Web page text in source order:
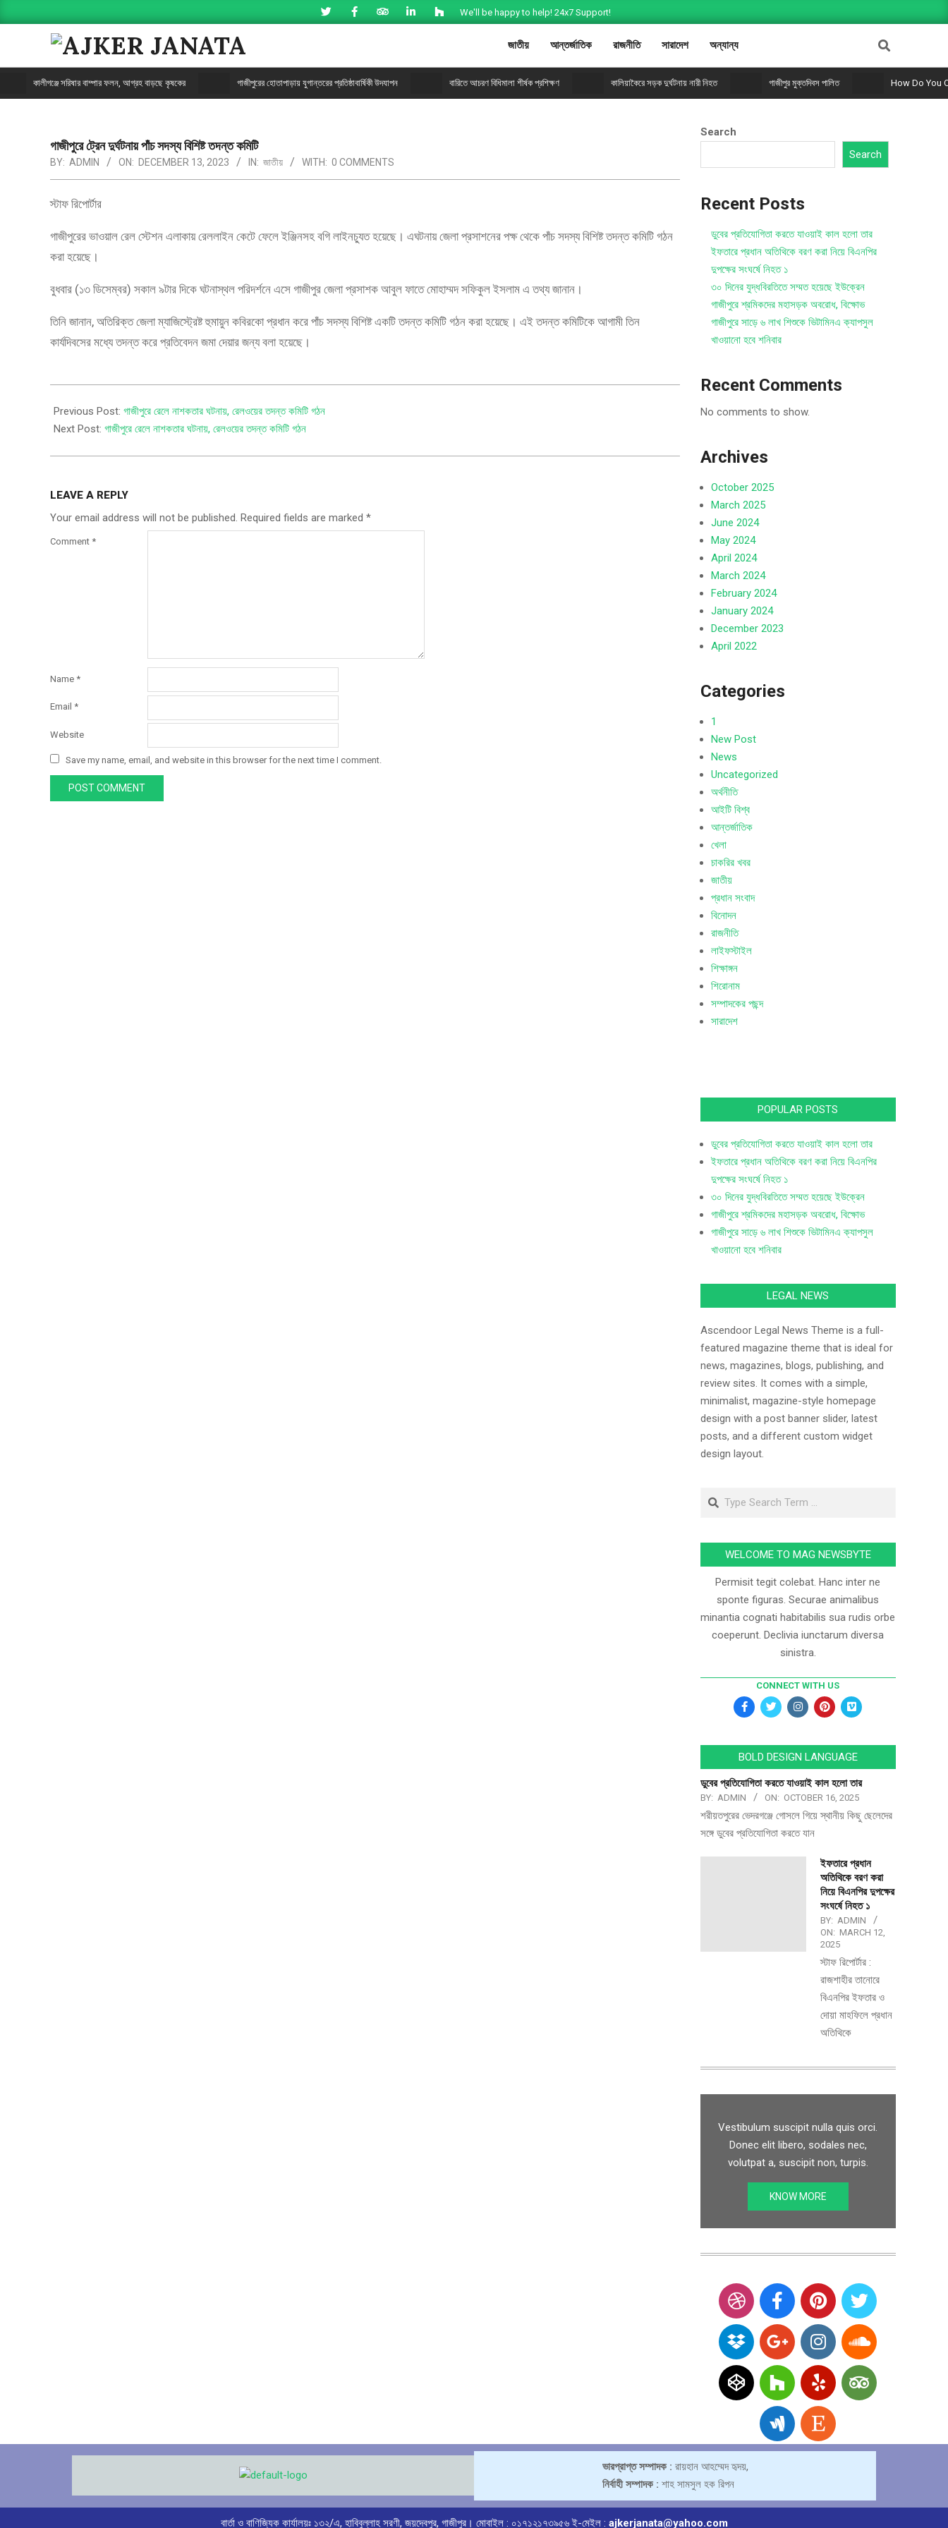
We'll be happy to help! 24x7 Support!
AJKER
JANATA
জাতীয় আন্তর্জাতিক রাজনীতি সারাদেশ অন্যান্য
কালীগঞ্জে সরিষার বাম্পার ফলন, আগ্রহ বাড়ছে কৃষকের গাজীপুরের হোতাপাড়ায় যুগান্তরের প্রতিষ্ঠাবার্ষিকী উদযাপন বারিতে আচরণ বিধিমালা শীর্ষক প্রশিক্ষণ কালিয়াকৈরে সড়ক দুর্ঘটনায় নারী নিহত গাজীপুর মুক্তদিবস পালিত How Do You
গাজীপুরে ট্রেন দুর্ঘটনায় পাঁচ সদস্য বিশিষ্ট তদন্ত কমিটি
BY: ADMIN ON: DECEMBER 13, 2023 IN: জাতীয় WITH: 0 COMMENTS
স্টাফ রিপোর্টার
গাজীপুরের ভাওয়াল রেল স্টেশন এলাকায় রেললাইন কেটে ফেলে ইঞ্জিনসহ বগি লাইনচ্যুত হয়েছে। এঘটনায় জেলা প্রসাশনের পক্ষ থেকে পাঁচ সদস্য বিশিষ্ট তদন্ত কমিটি গঠন
করা হয়েছে।
বুধবার (১৩ ডিসেম্বর) সকাল ৯টার দিকে ঘটনাস্থল পরিদর্শনে এসে গাজীপুর জেলা প্রসাশক আবুল ফাতে মোহাম্মদ সফিকুল ইসলাম এ তথ্য জানান।
তিনি জানান, অতিরিক্ত জেলা ম্যাজিস্ট্রেষ্ট হুমায়ুন কবিরকো প্রধান করে পাঁচ সদস্য বিশিষ্ট একটি তদন্ত কমিটি গঠন করা হয়েছে। এই তদন্ত কমিটিকে আগামী তিন
কার্যদিবসের মধ্যে তদন্ত করে প্রতিবেদন জমা দেয়ার জন্য বলা হয়েছে।
Previous Post: গাজীপুরে রেলে নাশকতার ঘটনায়, রেলওয়ের তদন্ত কমিটি গঠন
Next Post: গাজীপুরে রেলে নাশকতার ঘটনায়, রেলওয়ের তদন্ত কমিটি গঠন
LEAVE A REPLY
Your email address will not be published. Required fields are marked *
Comment *
Name *
Email *
Website
Save my name, email, and website in this browser for the next time I comment.
Search
Search
Recent Posts
ডুবের প্রতিযোগিতা করতে যাওয়াই কাল হলো তার
ইফতারে প্রধান অতিথিকে বরণ করা নিয়ে বিএনপির
দুপক্ষের সংঘর্ষে নিহত ১
৩০ দিনের যুদ্ধবিরতিতে সম্মত হয়েছে ইউক্রেন
গাজীপুরে শ্রমিকদের মহাসড়ক অবরোধ, বিক্ষোভ
গাজীপুরে সাড়ে ৬ লাখ শিশুকে ভিটামিনএ ক্যাপসুল
খাওয়ানো হবে শনিবার
Recent Comments
No comments to show.
Archives
October 2025
March 2025
June 2024
May 2024
April 2024
March 2024
February 2024
January 2024
December 2023
April 2022
Categories
1
New Post
News
Uncategorized
অর্থনীতি
আইটি বিশ্ব
আন্তর্জাতিক
খেলা
চাকরির খবর
জাতীয়
প্রধান সংবাদ
বিনোদন
রাজনীতি
লাইফস্টাইল
শিক্ষাঙ্গন
শিরোনাম
সম্পাদকের পছন্দ
সারাদেশ
POPULAR POSTS
ডুবের প্রতিযোগিতা করতে যাওয়াই কাল হলো তার
ইফতারে প্রধান অতিথিকে বরণ করা নিয়ে বিএনপির
দুপক্ষের সংঘর্ষে নিহত ১
৩০ দিনের যুদ্ধবিরতিতে সম্মত হয়েছে ইউক্রেন
গাজীপুরে শ্রমিকদের মহাসড়ক অবরোধ, বিক্ষোভ
গাজীপুরে সাড়ে ৬ লাখ শিশুকে ভিটামিনএ ক্যাপসুল
খাওয়ানো হবে শনিবার
LEGAL NEWS
Ascendoor Legal News Theme is a full-
featured magazine theme that is ideal for
news, magazines, blogs, publishing, and
review sites. It comes with a simple,
minimalist, magazine-style homepage
design with a post banner slider, latest
posts, and a different custom widget
design layout.
WELCOME TO MAG NEWSBYTE
Permisit tegit colebat. Hanc inter ne
sponte figuras. Securae animalibus
minantia cognati habitabilis sua rudis orbe
coeperunt. Declivia iunctarum diversa
sinistra.
CONNECT WITH US
BOLD DESIGN LANGUAGE
ডুবের প্রতিযোগিতা করতে যাওয়াই কাল হলো তার
BY: ADMIN ON: OCTOBER 16, 2025
শরীয়তপুরের ভেদরগঞ্জে গোসলে গিয়ে স্থানীয় কিছু ছেলেদের
সঙ্গে ডুবের প্রতিযোগিতা করতে যান
ইফতারে প্রধান
অতিথিকে বরণ করা
নিয়ে বিএনপির দুপক্ষের
সংঘর্ষে নিহত ১
BY: ADMIN
ON: MARCH 12,
2025
স্টাফ রিপোর্টার :
রাজশাহীর তানোরে
বিএনপির ইফতার ও
দোয়া মাহফিলে প্রধান
অতিথিকে
Vestibulum suscipit nulla quis orci.
Donec elit libero, sodales nec,
volutpat a, suscipit non, turpis.
KNOW MORE
ভারপ্রাপ্ত সম্পাদক : রায়হান আহম্মেদ হৃদয়,
নির্বাহী সম্পাদক : শাহ সামসুল হক রিপন
বার্তা ও বাণিজ্যিক কার্যালয়ঃ ১৩২/এ, হাবিবুল্লাহ সরণী, জয়দেবপুর, গাজীপুর। মোবাইল : ০১৭১২১৭৩৯৫৬ ই-মেইল : ajkerjanata@yahoo.com